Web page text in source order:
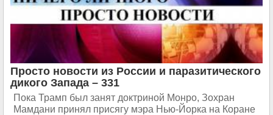
Просто новости из России и паразитического
дикого Запада – 331
Пока Трамп был занят доктриной Монро, Зохран
Мамдани принял присягу мэра Нью-Йорка на Коране